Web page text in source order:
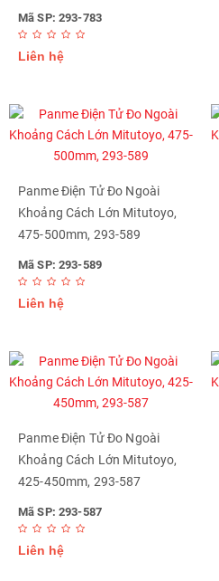
Mã SP: 293-783
Liên hệ
Panme Điện Tử Đo Ngoài
Khoảng Cách Lớn Mitutoyo,
475-500mm, 293-589
Mã SP: 293-589
Liên hệ
Panme Điện Tử Đo Ngoài
Khoảng Cách Lớn Mitutoyo,
425-450mm, 293-587
Mã SP: 293-587
Liên hệ